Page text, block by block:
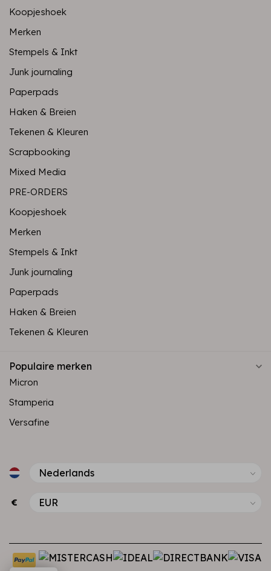
Koopjeshoek
Merken
Stempels & Inkt
Junk journaling
Paperpads
Haken & Breien
Tekenen & Kleuren
Scrapbooking
Mixed Media
PRE-ORDERS
Koopjeshoek
Merken
Stempels & Inkt
Junk journaling
Paperpads
Haken & Breien
Tekenen & Kleuren
Populaire merken
Micron
Stamperia
Versafine
€